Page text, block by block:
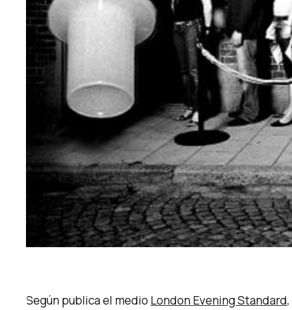
Según publica el medioLondon Evening Standard,